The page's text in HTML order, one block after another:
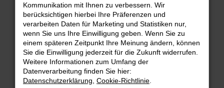
Beim Laden ist ein Fehler aufgetreten.
Hier sind ein paar Tipps, die dir helfen können:
Überprüfe deine Firewall und deine
Internetverbindung.
Laden andere Webseiten, zum Beispiel deine
Suchmaschine?
Prüfe deine Browsererweiterungen.
Kommunikation mit Ihnen zu verbessern. Wir
berücksichtigen hierbei Ihre Präferenzen und
verarbeiten Daten für Marketing und Statistiken nur,
wenn Sie uns Ihre Einwilligung geben. Wenn Sie zu
einem späteren Zeitpunkt Ihre Meinung ändern, können
Sie die Einwilligung jederzeit für die Zukunft widerrufen.
Weitere Informationen zum Umfang der
Datenverarbeitung finden Sie hier:
Datenschutzerklärung Cookie-Richtlinie